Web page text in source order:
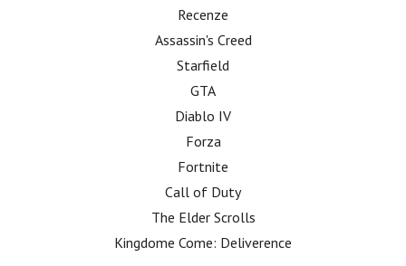
Recenze
Assassin's Creed
Starfield
GTA
Diablo IV
Forza
Fortnite
Call of Duty
The Elder Scrolls
Kingdome Come: Deliverence